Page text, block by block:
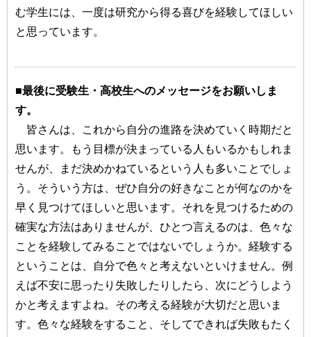
む学生には、一度は研究から得る喜びを経験してほしい
と思っています。
■最後に受験生・高校生へのメッセージをお願いしま
す。
皆さんは、これから自分の進路を決めていく時期だと
思います。もう目標が決まっている人もいるかもしれま
せんが、まだ決めかねているという人も多いことでしょ
う。そういう方は、ぜひ自分の好きなことが何なのかを
早く見つけてほしいと思います。それを見つけるための
確実な方法はありませんが、ひとつ言えるのは、色々な
ことを経験してみることではないでしょうか。経験する
ということは、自分で色々と考えないといけません。例
えば不安に思ったり失敗したりしたら、次にどうしよう
かと考えますよね。その考える経験が大切だと思いま
す。色々な経験をすること、そしてできれば失敗もたく